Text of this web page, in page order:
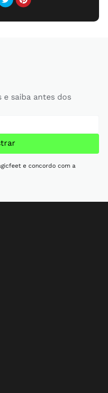
e saiba antes dos
e concordo com a